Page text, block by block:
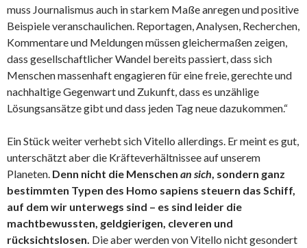
muss Journalismus auch in starkem Maße anregen und positive
Beispiele veranschaulichen. Reportagen, Analysen, Recherchen,
Kommentare und Meldungen müssen gleichermaßen zeigen,
dass gesellschaftlicher Wandel bereits passiert, dass sich
Menschen massenhaft engagieren für eine freie, gerechte und
nachhaltige Gegenwart und Zukunft, dass es unzählige
Lösungsansätze gibt und dass jeden Tag neue dazukommen.“
Ein Stück weiter verhebt sich Vitello allerdings. Er meint es gut,
unterschätzt aber die Kräfteverhältnissee auf unserem
Planeten. Denn nicht die Menschen an sich, sondern ganz
bestimmten Typen des Homo sapiens steuern das Schiff,
auf dem wir unterwegs sind – es sind leider die
machtbewussten, geldgierigen, cleveren und
rücksichtslosen. Die aber werden von Vitello nicht gesondert